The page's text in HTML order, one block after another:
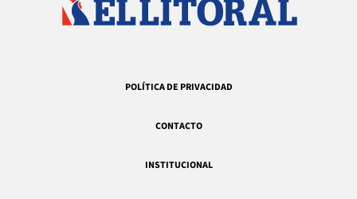
POLÍTICA DE PRIVACIDAD
CONTACTO
INSTITUCIONAL